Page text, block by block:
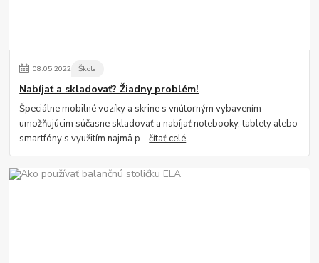
08.05.2022 Škola
Nabíjať a skladovať? Žiadny problém!
Špeciálne mobilné vozíky a skrine s vnútorným vybavením
umožňujúcim súčasne skladovať a nabíjať notebooky, tablety alebo
smartfóny s využitím najmä p...čítať celé